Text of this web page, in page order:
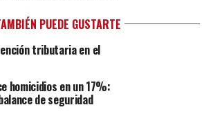
PUEDE GUSTARTE
tributaria en el
homicidios en un 17%:
de seguridad